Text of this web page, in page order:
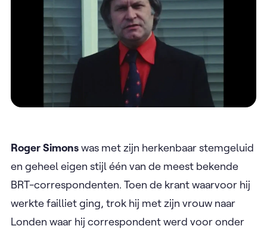
Roger Simonswas met zijn herkenbaar stemgeluid
en geheel eigen stijl één van de meest bekende
BRT-correspondenten. Toen de krant waarvoor hij
werkte failliet ging, trok hij met zijn vrouw naar
Londen waar hij correspondent werd voor onder